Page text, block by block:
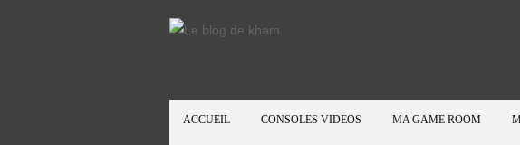
ACCUEIL CONSOLES VIDEOS MA GAME ROOM